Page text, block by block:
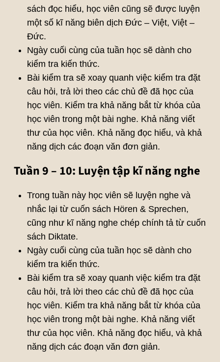
sách đọc hiểu, học viên cũng sẽ được luyện
một số kĩ năng biên dịch Đức – Việt, Việt –
Đức.
Ngày cuối cùng của tuần học sẽ dành cho
kiểm tra kiến thức.
Bài kiểm tra sẽ xoay quanh việc kiểm tra đặt
câu hỏi, trả lời theo các chủ đề đã học của
học viên. Kiểm tra khả năng bắt từ khóa của
học viên trong một bài nghe. Khả năng viết
thư của học viên. Khả năng đọc hiểu, và khả
năng dịch các đoạn văn đơn giản.
Tuần 9 – 10: Luyện tập kĩ năng nghe
Trong tuần này học viên sẽ luyện nghe và
nhắc lại từ cuốn sách Hören & Sprechen,
cũng như kĩ năng nghe chép chính tả từ cuốn
sách Diktate.
Ngày cuối cùng của tuần học sẽ dành cho
kiểm tra kiến thức.
Bài kiểm tra sẽ xoay quanh việc kiểm tra đặt
câu hỏi, trả lời theo các chủ đề đã học của
học viên. Kiểm tra khả năng bắt từ khóa của
học viên trong một bài nghe. Khả năng viết
thư của học viên. Khả năng đọc hiểu, và khả
năng dịch các đoạn văn đơn giản.